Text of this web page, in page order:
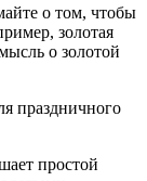
о том, чтобы
золотая
о золотой
простой